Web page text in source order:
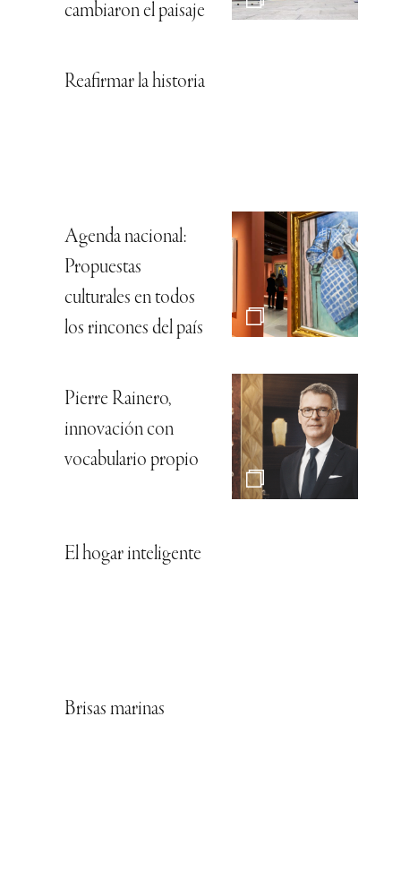
cambiaron el paisaje
Reafirmar la historia
Agenda nacional:
Propuestas
culturales en todos
los rincones del país
Pierre Rainero,
innovación con
vocabulario propio
El hogar inteligente
Brisas marinas